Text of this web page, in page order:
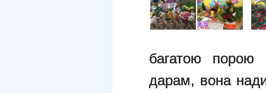
багатою порою
дарам, вона